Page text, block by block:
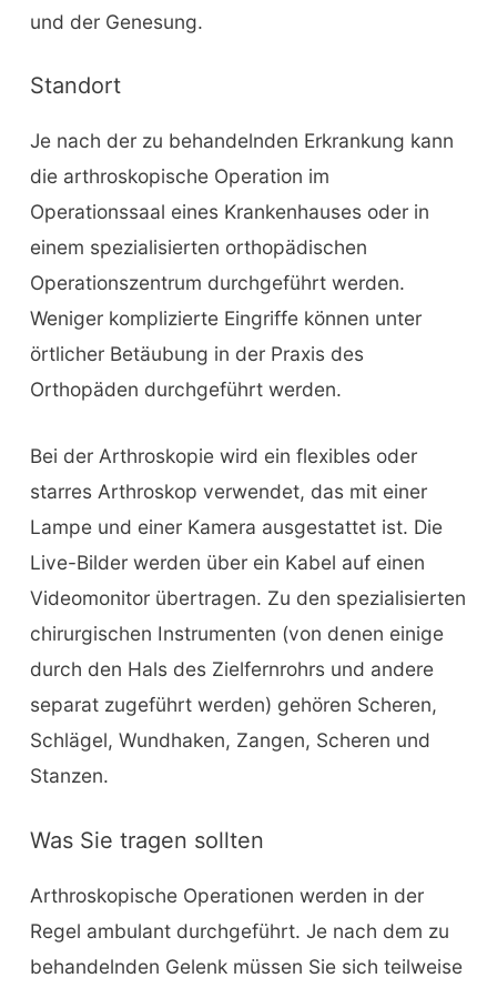
und der Genesung.
Standort
Je nach der zu behandelnden Erkrankung kann
die arthroskopische Operation im
Operationssaal eines Krankenhauses oder in
einem spezialisierten orthopädischen
Operationszentrum durchgeführt werden.
Weniger komplizierte Eingriffe können unter
örtlicher Betäubung in der Praxis des
Orthopäden durchgeführt werden.
Bei der Arthroskopie wird ein flexibles oder
starres Arthroskop verwendet, das mit einer
Lampe und einer Kamera ausgestattet ist. Die
Live-Bilder werden über ein Kabel auf einen
Videomonitor übertragen. Zu den spezialisierten
chirurgischen Instrumenten (von denen einige
durch den Hals des Zielfernrohrs und andere
separat zugeführt werden) gehören Scheren,
Schlägel, Wundhaken, Zangen, Scheren und
Stanzen.
Was Sie tragen sollten
Arthroskopische Operationen werden in der
Regel ambulant durchgeführt. Je nach dem zu
behandelnden Gelenk müssen Sie sich teilweise